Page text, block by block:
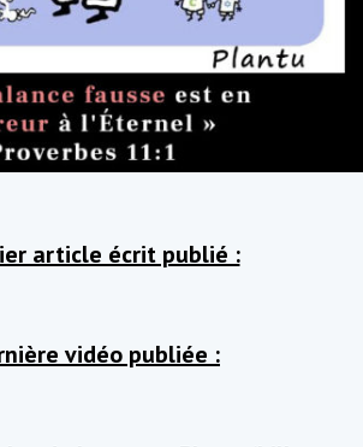
article écrit publié :
vidéo publiée :